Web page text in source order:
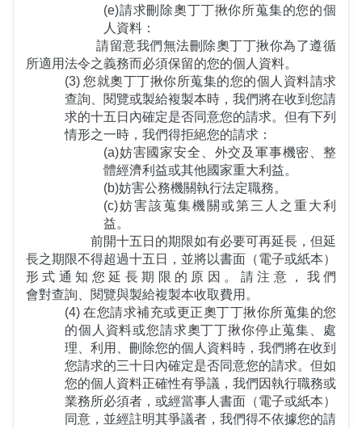
(e)請求刪除奧丁丁揪你所蒐集的您的個
人資料：
所適用法令之義務而必須保留的您的個人資料。
(3) 您就奧丁丁揪你所蒐集的您的個人資料請求
查詢、閱覽或製給複製本時，我們將在收到您請
求的十五日內確定是否同意您的請求。但有下列
情形之一時，我們得拒絕您的請求：
(a)妨害國家安全、外交及軍事機密、整
體經濟利益或其他國家重大利益。
(b)妨害公務機關執行法定職務。
(c)妨害該蒐集機關或第三人之重大利
益。
長之期限不得超過十五日，並將以書面（電子或紙本）
形式通知您延長期限的原因。請注意，我們
會對查詢、閱覽與製給複製本收取費用。
(4) 在您請求補充或更正奧丁丁揪你所蒐集的您
的個人資料或您請求奧丁丁揪你停止蒐集、處
理、利用、刪除您的個人資料時，我們將在收到
您請求的三十日內確定是否同意您的請求。但如
您的個人資料正確性有爭議，我們因執行職務或
業務所必須者，或經當事人書面（電子或紙本）
同意，並經註明其爭議者，我們得不依據您的請